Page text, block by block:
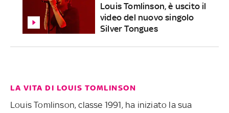
Louis Tomlinson, è uscito il
video del nuovo singolo
Silver Tongues
LA VITA DI LOUIS TOMLINSON
Louis Tomlinson, classe 1991, ha iniziato la sua